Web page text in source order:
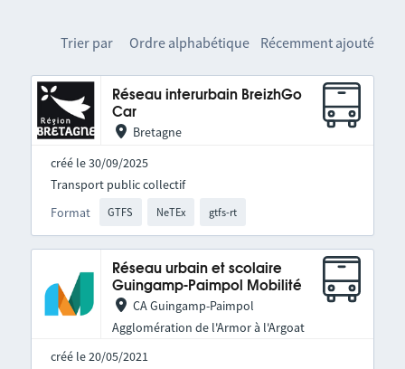
Trier par Ordre alphabétique Récemment ajouté
Réseau interurbain BreizhGo
Car
Bretagne
créé le 30/09/2025
Format GTFS NeTEx gtfs-rt
Transport public collectif
Réseau urbain et scolaire
Guingamp-Paimpol Mobilité
CA Guingamp-Paimpol
Agglomération de l'Armor à l'Argoat
créé le 20/05/2021